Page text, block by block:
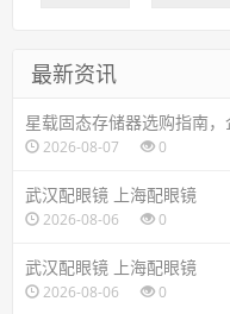
最新资讯
星载固态存储器选购指南，
2026-08-07 0
武汉配眼镜 上海配眼镜
2026-08-06 0
武汉配眼镜 上海配眼镜
2026-08-06 0